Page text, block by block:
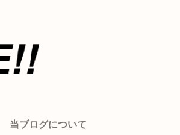
当ブログについて